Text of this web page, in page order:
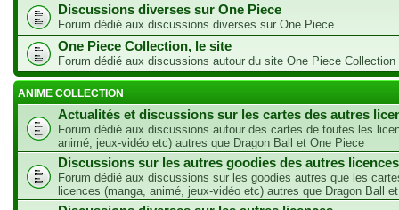
Discussions diverses sur One Piece
Forum dédié aux discussions diverses sur One Piece
One Piece Collection, le site
Forum dédié aux discussions autour du site One Piece Collection
ANIME COLLECTION
Actualités et discussions sur les cartes des autres
Forum dédié aux discussions autour des cartes de toutes les
animé, jeux-vidéo etc) autres que Dragon Ball et One Piece
Discussions sur les autres goodies des autres licences
Forum dédié aux discussions sur les goodies autres que les
licences (manga, animé, jeux-vidéo etc) autres que Dragon Ball